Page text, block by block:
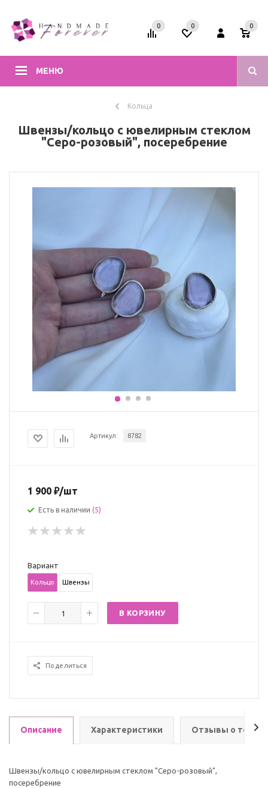
МЕНЮ
0 0 0
Кольца
Швензы/кольцо с ювелирным стеклом
"Серо-розовый", посеребрение
Артикул: 8782
1 900 ₽/шт
Есть в наличии (5)
Вариант
Кольцо Швензы
В КОРЗИНУ
Поделиться
Описание Характеристики Отзывы о
Швензы/кольцо с ювелирным стеклом "Серо-розовый",
посеребрение